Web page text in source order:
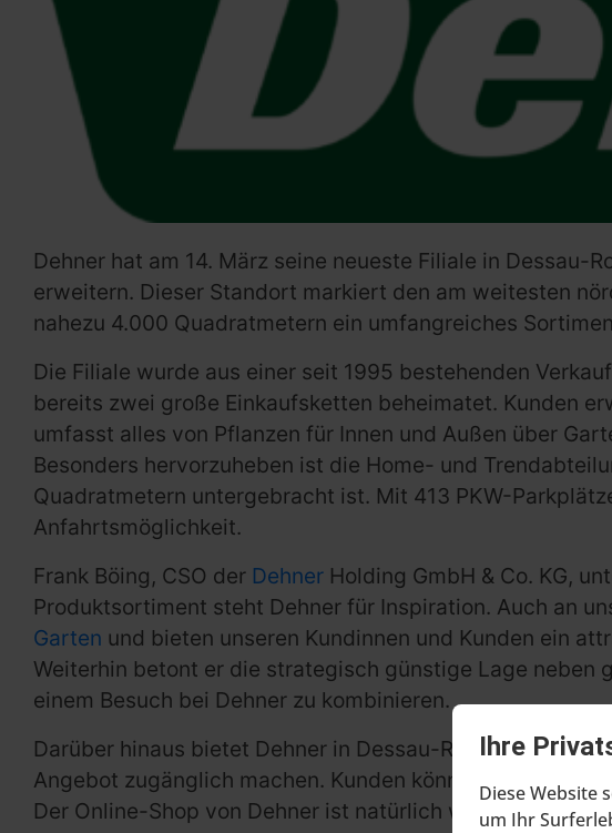
Ihre
Diese Website
um Ihr
Dehner hat am 14. März seine neueste Filiale in
erweitern. Dieser Standort markiert den am weitesten
nahezu 4.000 Quadratmetern ein umfangreiches
Die Filiale wurde aus einer seit 1995 bestehenden
bereits zwei große Einkaufsketten beheimatet. Kunden
umfasst alles von Pflanzen für Innen und Außen über
Besonders hervorzuheben ist die Home- und
Quadratmetern untergebracht ist. Mit 413 PKW-
Anfahrtsmöglichkeit.
Frank Böing, CSO der Dehner Holding GmbH & Co. KG,
Produktsortiment steht Dehner für Inspiration. Auch an
Garten und bieten unseren Kundinnen und Kunden ein
Weiterhin betont er die strategisch günstige Lage neben
einem Besuch bei Dehner zu kombinieren.
Darüber hinaus bietet Dehner in Dessau-Roßlau
Angebot zugänglich machen. Kunden können Produkte
Der Online-Shop von Dehner ist natürlich weiterhin 24/7